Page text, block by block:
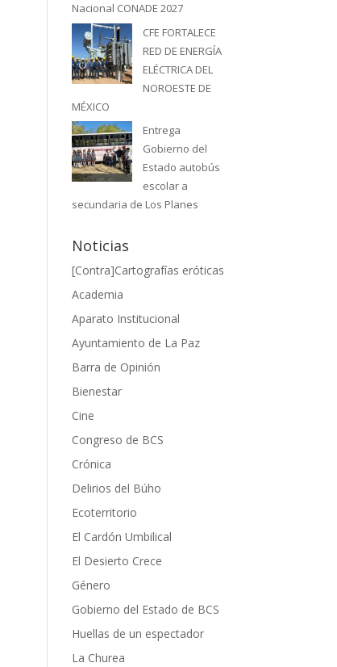
Nacional CONADE 2027
CFE FORTALECE
RED DE ENERGÍA
ELÉCTRICA DEL
NOROESTE DE
MÉXICO
Entrega
Gobierno del
Estado autobús
escolar a
secundaria de Los Planes
Noticias
[Contra]Cartografías eróticas
Academia
Aparato Institucional
Ayuntamiento de La Paz
Barra de Opinión
Bienestar
Cine
Congreso de BCS
Crónica
Delirios del Búho
Ecoterritorio
El Cardón Umbilical
El Desierto Crece
Género
Gobierno del Estado de BCS
Huellas de un espectador
La Churea